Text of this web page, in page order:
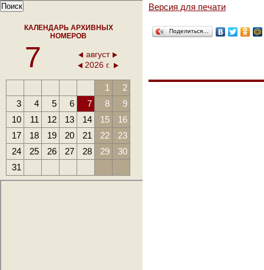
КАЛЕНДАРЬ АРХИВНЫХ
НОМЕРОВ
7
август
2026 г.
1
2
3
4 5 6 7 8
9
10
11 12 13 14 15
16
17
18 19 20 21 22
23
24
25 26 27 28 29
30
31
Версия для печати
Поделиться…